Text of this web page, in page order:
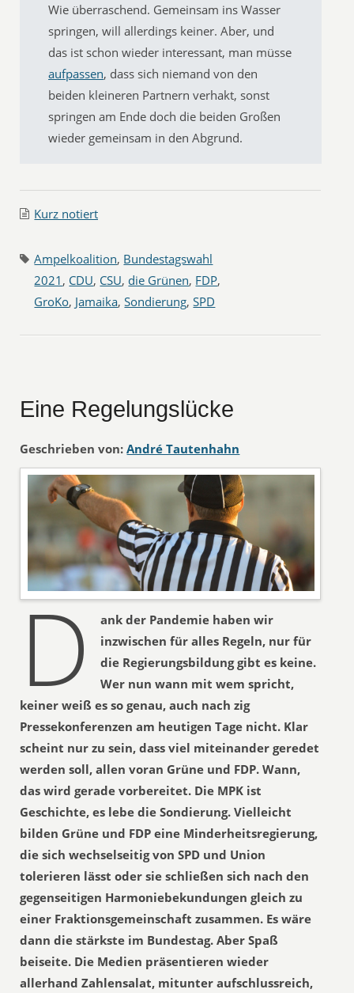
Wie überraschend. Gemeinsam ins Wasser
springen, will allerdings keiner. Aber, und
das ist schon wieder interessant, man müsse
aufpassen, dass sich niemand von den
beiden kleineren Partnern verhakt, sonst
springen am Ende doch die beiden Großen
wieder gemeinsam in den Abgrund.
Kurz notiert
Ampelkoalition, Bundestagswahl
2021 , CDU, CSU, die Grünen, FDP,
GroKo, Jamaika,Sondierung,SPD
Eine Regelungslücke
Geschrieben von: André Tautenhahn
D
ank der Pandemie haben wir
inzwischen für alles Regeln, nur für
die Regierungsbildung gibt es keine.
Wer nun wann mit wem spricht,
keiner weiß es so genau, auch nach zig
Pressekonferenzen am heutigen Tage nicht. Klar
scheint nur zu sein, dass viel miteinander geredet
werden soll, allen voran Grüne und FDP. Wann,
das wird gerade vorbereitet. Die MPK ist
Geschichte, es lebe die Sondierung. Vielleicht
bilden Grüne und FDP eine Minderheitsregierung,
die sich wechselseitig von SPD und Union
tolerieren lässt oder sie schließen sich nach den
gegenseitigen Harmoniebekundungen gleich zu
einer Fraktionsgemeinschaft zusammen. Es wäre
dann die stärkste im Bundestag. Aber Spaß
beiseite. Die Medien präsentieren wieder
allerhand Zahlensalat, mitunter aufschlussreich,